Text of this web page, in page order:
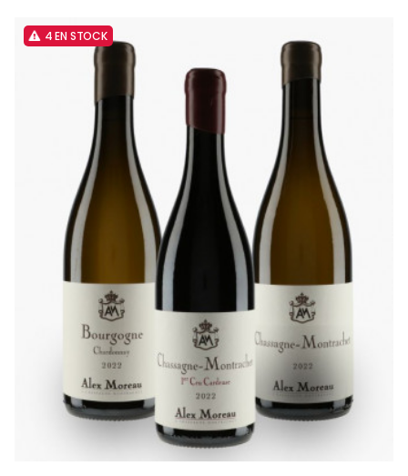
4 EN STOCK